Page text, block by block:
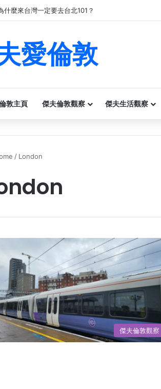
什麼來台灣一定要去台北101？
愛倫敦
敦主頁 傑夫倫敦觀察 傑夫生活觀察
/ London
傑夫倫敦觀察